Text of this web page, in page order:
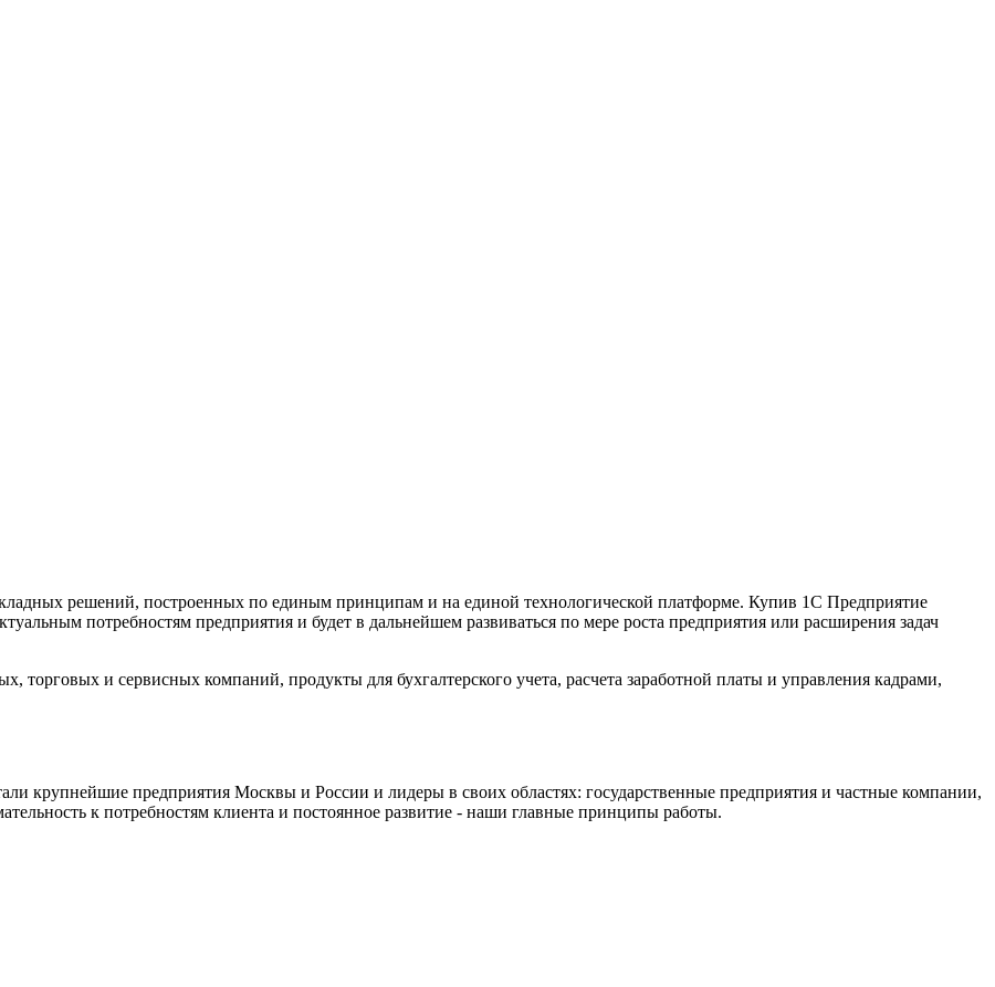
решений, построенных по единым принципам и на единой технологической платформе. Купив 1С Предприятие
потребностям предприятия и будет в дальнейшем развиваться по мере роста предприятия или расширения задач
торговых и сервисных компаний, продукты для бухгалтерского учета, расчета заработной платы и управления кадрами,
крупнейшие предприятия Москвы и России и лидеры в своих областях: государственные предприятия и частные компании,
к потребностям клиента и постоянное развитие - наши главные принципы работы.